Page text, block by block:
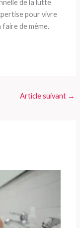
de la lutte
pour vivre
de même.
Article suivant →